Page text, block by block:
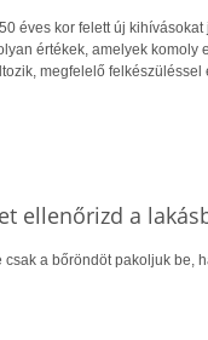
éves kor felett új
értékek, amelyek komoly
megfelelő
ellenőrizd a
csak a bőröndöt pakoljuk be,